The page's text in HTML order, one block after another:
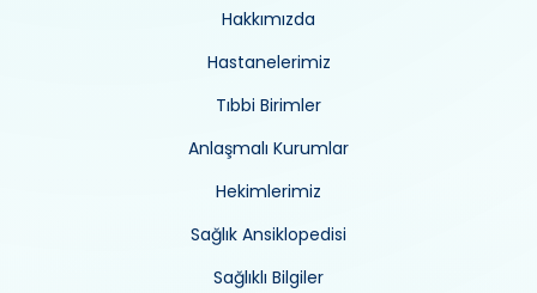
Hakkımızda
Hastanelerimiz
Tıbbi Birimler
Anlaşmalı Kurumlar
Hekimlerimiz
Sağlık Ansiklopedisi
Sağlıklı Bilgiler